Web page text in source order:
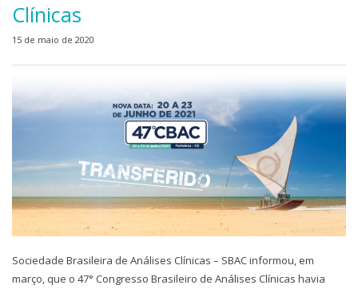
Clínicas
15 de maio de 2020
Sociedade Brasileira de Análises Clínicas – SBAC informou, em
março, que o 47° Congresso Brasileiro de Análises Clínicas havia